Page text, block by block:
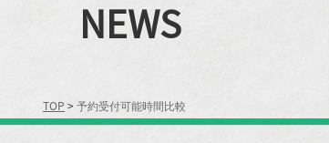
NEWS
TOP > 予約受付可能時間比較